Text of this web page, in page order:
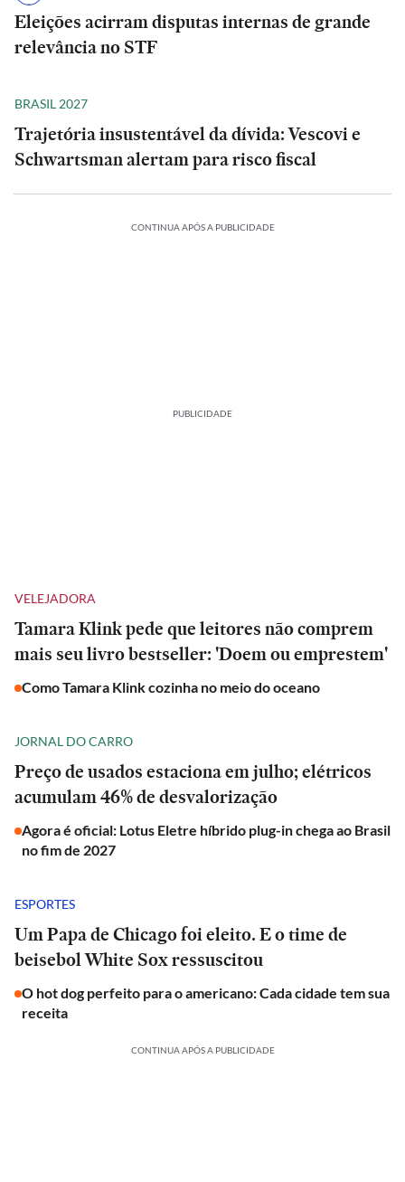
Eleições acirram disputas internas de grande
relevância no STF
BRASIL 2027
Trajetória insustentável da dívida: Vescovi e
Schwartsman alertam para risco fiscal
CONTINUA APÓS A PUBLICIDADE
PUBLICIDADE
VELEJADORA
Tamara Klink pede que leitores não comprem
mais seu livro bestseller: 'Doem ou emprestem'
Como Tamara Klink cozinha no meio do oceano
JORNAL DO CARRO
Preço de usados estaciona em julho; elétricos
acumulam 46% de desvalorização
Agora é oficial: Lotus Eletre híbrido plug-in chega ao Brasil
no fim de 2027
ESPORTES
Um Papa de Chicago foi eleito. E o time de
beisebol White Sox ressuscitou
O hot dog perfeito para o americano: Cada cidade tem sua
receita
CONTINUA APÓS A PUBLICIDADE